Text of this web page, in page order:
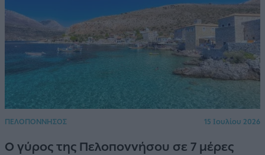
ΠΕΛΟΠΟΝΝΗΣΟΣ 15 Ιουλίου 2026
Ο γύρος της Πελοποννήσου σε 7 μέρες